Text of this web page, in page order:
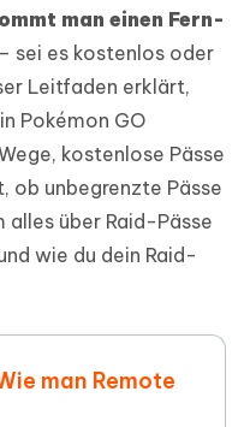
man einen Fern-
sei es kostenlos oder
Leitfaden erklärt,
Pokémon GO
kostenlose Pässe
ob unbegrenzte Pässe
alles über Raid-Pässe
wie du dein Raid-
man Remote